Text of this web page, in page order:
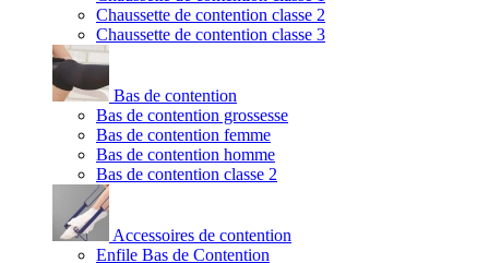
Chaussette de contention classe 2
Chaussette de contention classe 3
Bas de contention
Bas de contention grossesse
Bas de contention femme
Bas de contention homme
Bas de contention classe 2
Accessoires de contention
Enfile Bas de Contention